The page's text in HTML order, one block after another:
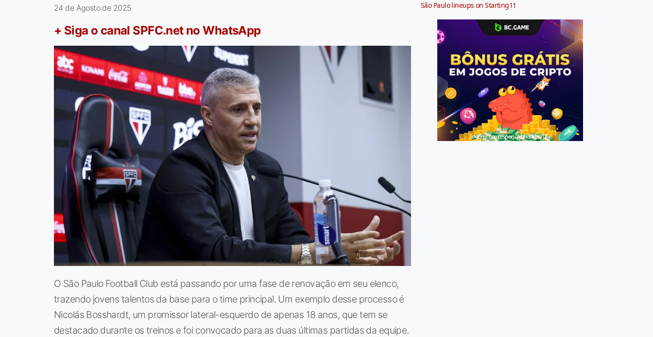
24 de Agosto de 2025
+ Siga o canal SPFC.net no WhatsApp
O São Paulo Football Club está passando por uma fase de renovação em seu elenco,
trazendo jovens talentos da base para o time principal. Um exemplo desse processo é
Nicolás Bosshardt, um promissor lateral-esquerdo de apenas 18 anos, que tem se
destacado durante os treinos e foi convocado para as duas últimas partidas da equipe.
São Paulo lineups on Starting11
Jogue com responsabilidade. 18+